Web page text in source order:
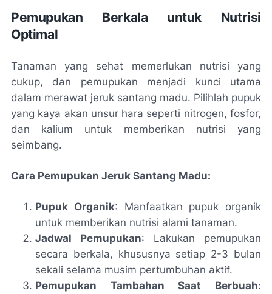
Pemupukan Berkala untuk Nutrisi
Optimal
Tanaman yang sehat memerlukan nutrisi yang
cukup, dan pemupukan menjadi kunci utama
dalam merawat jeruk santang madu. Pilihlah pupuk
yang kaya akan unsur hara seperti nitrogen, fosfor,
dan kalium untuk memberikan nutrisi yang
seimbang.
Cara Pemupukan Jeruk Santang Madu:
Pupuk Organik: Manfaatkan pupuk organik
untuk memberikan nutrisi alami tanaman.
Jadwal Pemupukan: Lakukan pemupukan
secara berkala, khususnya setiap 2-3 bulan
sekali selama musim pertumbuhan aktif.
Pemupukan Tambahan Saat Berbuah: